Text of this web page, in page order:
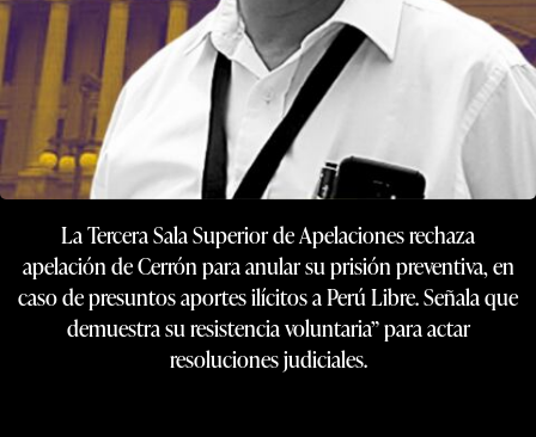
La Tercera Sala Superior de Apelaciones rechaza
apelación de Cerrón para anular su prisión preventiva, en
caso de presuntos aportes ilícitos a Perú Libre. Señala que
demuestra su resistencia voluntaria” para actar
resoluciones judiciales.